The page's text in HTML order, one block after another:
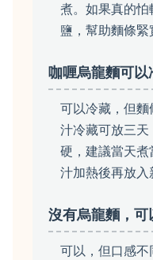
煮。如果真的
鹽，幫助麵條緊
咖喱烏龍麵可以
可以冷藏，但
汁冷藏可放三
硬，建議當天
汁加熱後再放入
沒有烏龍麵，可
可以，但口感不